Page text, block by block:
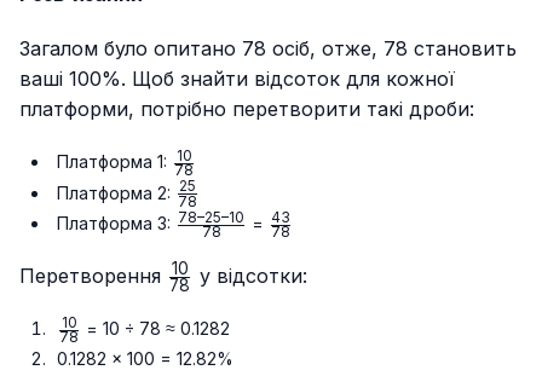
Загалом було опитано 78 осіб, отже, 78 становить
ваші 100%. Щоб знайти відсоток для кожної
платформи, потрібно перетворити такі дроби:
Платформа 1: \frac{10}
{78}
78
10
Платформа 2: \frac{25}
{78}
78
25
Платформа 3: \frac{78
10}{78}
78
78–25–10 = \frac{43}
78
43
Перетворення \frac{10}
78
10 у відсотки:
\frac{10}
{78}
78
10
= 10 ÷ 78 ≈ 0.1282
0.1282 × 100 = 12.82%